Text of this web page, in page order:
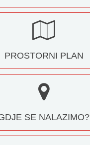
PROSTORNI PLAN
SE NALAZIMO?